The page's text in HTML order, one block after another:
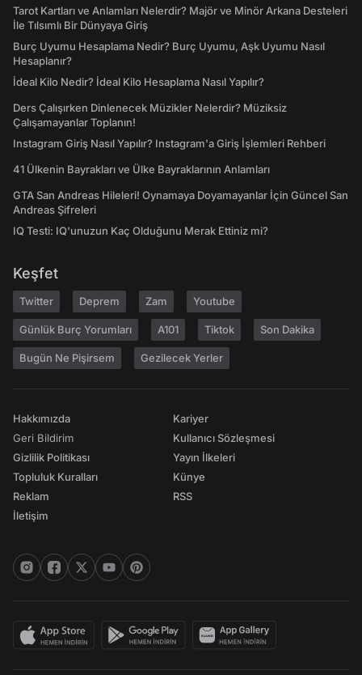
Tarot Kartları ve Anlamları Nelerdir? Majör ve Minör Arkana Desteleri
İle Tılsımlı Bir Dünyaya Giriş
Burç Uyumu Hesaplama Nedir? Burç Uyumu, Aşk Uyumu Nasıl
Hesaplanır?
İdeal Kilo Nedir? İdeal Kilo Hesaplama Nasıl Yapılır?
Ders Çalışırken Dinlenecek Müzikler Nelerdir? Müziksiz
Çalışamayanlar Toplanın!
Instagram Giriş Nasıl Yapılır? Instagram'a Giriş İşlemleri Rehberi
41 Ülkenin Bayrakları ve Ülke Bayraklarının Anlamları
GTA San Andreas Hileleri! Oynamaya Doyamayanlar İçin Güncel San
Andreas Şifreleri
IQ Testi: IQ'unuzun Kaç Olduğunu Merak Ettiniz mi?
Keşfet
Twitter Deprem Zam Youtube
Günlük Burç Yorumları A101 Tiktok Son Dakika
Bugün Ne Pişirsem Gezilecek Yerler
Hakkımızda
Geri Bildirim
Gizlilik Politikası
Topluluk Kuralları
Reklam
İletişim
Kariyer
Kullanıcı Sözleşmesi
Yayın İlkeleri
Künye
RSS